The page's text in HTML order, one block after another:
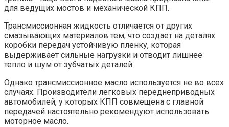
для ведущих мостов и механической КПП.
Трансмиссионная жидкость отличается от других
смазывающих материалов тем, что создает на деталях
коробки передач устойчивую пленку, которая
выдерживает сильные нагрузки и отводит лишнее
тепло и шум от зубчатых деталей.
Однако трансмиссионное масло используется не во всех
случаях. Производители легковых переднеприводных
автомобилей, у которых КПП совмещена с главной
передачей настоятельно рекомендуют использовать
моторное масло.